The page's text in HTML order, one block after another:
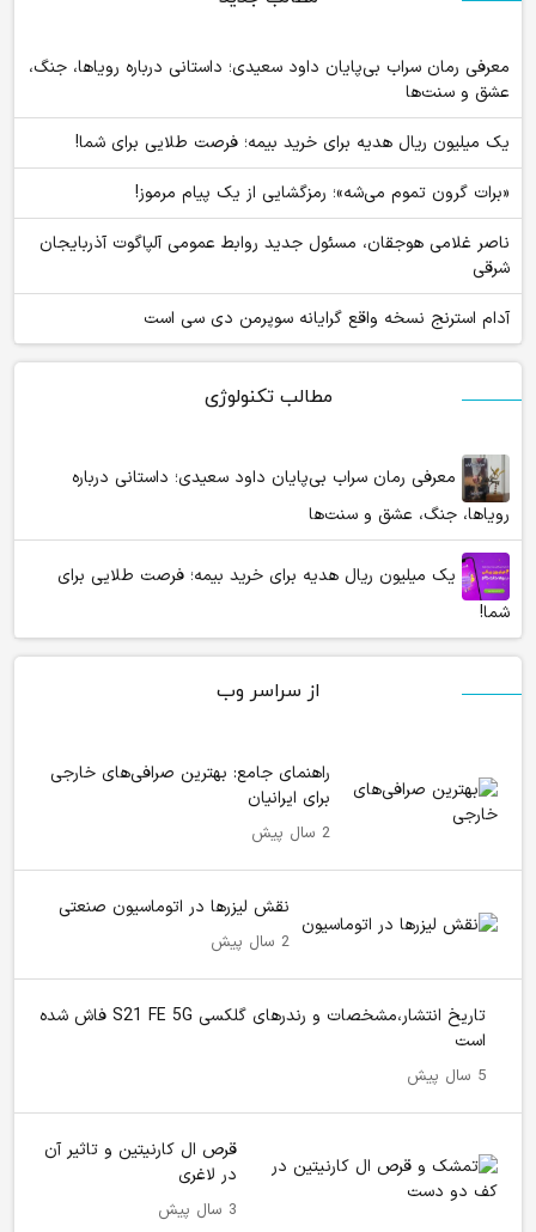
مطالب تکنولوژی
معرفی رمان سراب بی‌پایان داود سعیدی؛ داستانی درباره
رویاها، جنگ، عشق و سنت‌ها
یک میلیون ریال هدیه برای خرید بیمه؛ فرصت طلایی برای
شما!
از سراسر وب
راهنمای جامع: بهترین صرافی‌های خارجی
برای ایرانیان
2 سال پیش
نقش لیزرها در اتوماسیون صنعتی
2 سال پیش
تاریخ انتشار،مشخصات و رندرهای گلکسی S21 FE 5G فاش شده
است
5 سال پیش
قرص ال کارنیتین و تاثیر آن
در لاغری
3 سال پیش
معرفی رمان سراب بی‌پایان داود سعیدی؛ داستانی درباره رویاها، جنگ،
عشق و سنت‌ها
یک میلیون ریال هدیه برای خرید بیمه؛ فرصت طلایی برای شما!
«برات گرون تموم می‌شه»؛ رمزگشایی از یک پیام مرموز!
ناصر غلامی هوجقان، مسئول جدید روابط عمومی آلپاگوت آذربایجان
شرقی
آدام استرنج نسخه واقع گرایانه سوپرمن دی سی است